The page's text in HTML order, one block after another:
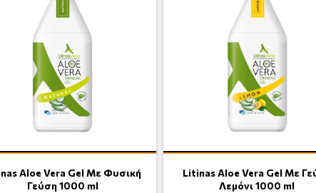
Aloe Vera Gel Με Φυσική
Γεύση 1000 ml
Litinas Aloe Vera Gel Με
Λεμόνι 1000 ml